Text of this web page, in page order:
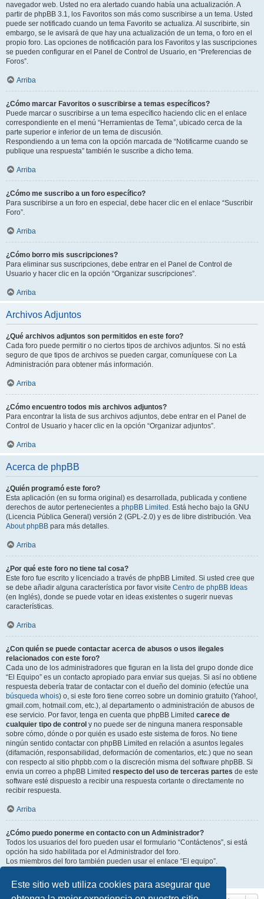
Este sitio web utiliza cookies para asegurar que
navegador web. Usted no era alertado cuando había una actualización. A
partir de phpBB 3.1, los Favoritos son más como suscribirse a un tema. Usted
puede ser notificado cuando un tema Favorito se actualiza. Al suscribirte, sin
embargo, se le avisará de que hay una actualización de un tema, o foro en el
propio foro. Las opciones de notificación para los Favoritos y las suscripciones
se pueden configurar en el Panel de Control de Usuario, en “Preferencias de
Foros”.
Arriba
¿Cómo marcar Favoritos o suscribirse a temas específicos?
Puede marcar o suscribirse a un tema específico haciendo clic en el enlace
correspondiente en el menú “Herramientas de Tema”, ubicado cerca de la
parte superior e inferior de un tema de discusión.
Respondiendo a un tema con la opción marcada de “Notificarme cuando se
publique una respuesta” también le suscribe a dicho tema.
Arriba
¿Cómo me suscribo a un foro específico?
Para suscribirse a un foro en especial, debe hacer clic en el enlace “Suscribir
Foro”.
Arriba
¿Cómo borro mis suscripciones?
Para eliminar sus suscripciones, debe entrar en el Panel de Control de
Usuario y hacer clic en la opción “Organizar suscripciones”.
Arriba
Archivos Adjuntos
¿Qué archivos adjuntos son permitidos en este foro?
Cada foro puede permitir o no ciertos tipos de archivos adjuntos. Si no está
seguro de que tipos de archivos se pueden cargar, comuníquese con La
Administración para obtener más información.
Arriba
¿Cómo encuentro todos mis archivos adjuntos?
Para encontrar la lista de sus archivos adjuntos, debe entrar en el Panel de
Control de Usuario y hacer clic en la opción “Organizar adjuntos”.
Arriba
Acerca de phpBB
¿Quién programó este foro?
Esta aplicación (en su forma original) es desarrollada, publicada y contiene
derechos de autor pertenecientes a phpBB Limited . Está hecho bajo la GNU
(Licencia Pública General) versión 2 (GPL-2.0) y es de libre distribución. Vea
About phpBB para más detalles.
Arriba
¿Por qué este foro no tiene tal cosa?
Este foro fue escrito y licenciado a través de phpBB Limited. Si usted cree que
se debe añadir alguna característica por favor visite Centro de phpBB Ideas
(en Inglés), donde se puede votar en ideas existentes o sugerir nuevas
características.
Arriba
¿Con quién se puede contactar acerca de abusos o usos ilegales
relacionados con este foro?
Cada uno de los administradores que figuran en la lista del grupo donde dice
“El Equipo” es un contacto apropiado para enviar sus quejas. Si así no obtiene
respuesta debería tratar de contactar con el dueño del dominio (efectúe una
búsqueda whois) o, si este foro tiene correo sobre un dominio gratuito (Yahoo!,
gmail.com, hotmail.com, etc.), al departamento o administración de abusos de
ese servicio. Por favor, tenga en cuenta que phpBB Limited carece de
cualquier tipo de control y no puede ser de ninguna manera responsable
sobre cómo, dónde o por quién es usado este sistema de foros. No tiene
ningún sentido contactar con phpBB Limited en relación a asuntos legales
(difamación, responsabilidad, deformación de comentarios, etc.) que no sean
con respecto al sitio phpbb.com o la discreción misma del software phpBB. Si
envia un correo a phpBB Limited respecto del uso de terceras partes de este
software esté dispuesto a recibir una respuesta cortante o directamente no
recibir respuesta.
Arriba
¿Cómo puedo ponerme en contacto con un Administrador?
Todos los usuarios del foro pueden usar el formulario “Contáctenos”, si está
opción ha sido habilitada por el Administrador del foro.
Los miembros del foro también pueden usar el enlace “El equipo”.
Arriba